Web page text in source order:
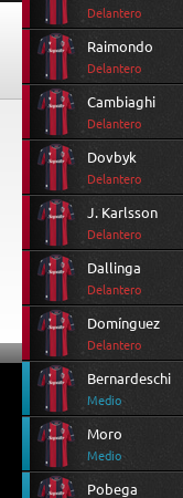
Delantero
Raimondo
Delantero
Cambiaghi
Delantero
Dovbyk
Delantero
J. Karlsson
Delantero
Dallinga
Delantero
Domínguez
Delantero
Bernardeschi
Medio
Moro
Medio
Pobega